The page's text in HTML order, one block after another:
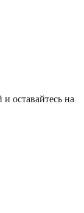
оставайтесь на